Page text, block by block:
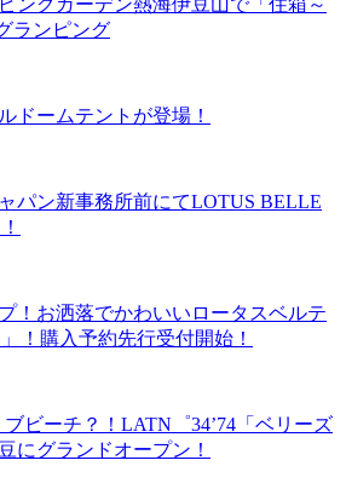
ングガーデン熱海伊豆山で「住箱～
ランピング
ームテントが登場！
パン新事務所前にてLOTUS BELLE
！お洒落でかわいいロータスベルテ
！購入予約先行受付開始！
ビーチ？！LATN゜34’74「ベリーズ
にグランドオープン！